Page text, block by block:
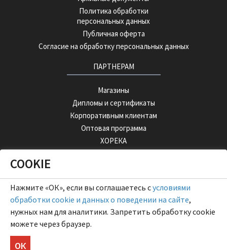
Политика обработки
персональных данных
Публичная оферта
Согласие на обработку персональных данных
ПАРТНЕРАМ
Магазины
Дипломы и сертификаты
Корпоративным клиентам
Оптовая программа
ХОРЕКА
ОПТОВЫЙ ПОРТАЛ
COOKIE
Нажмите «ОК», если вы соглашаетесь сусловиями
обработки cookie и данных о поведении на сайте,
нужных нам для аналитики. Запретить обработку cookie
можете через браузер.
ОК